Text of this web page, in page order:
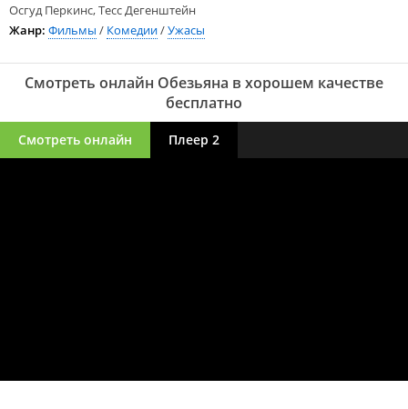
Осгуд Перкинс, Тесс Дегенштейн
Жанр: Фильмы / Комедии/Ужасы
Смотреть онлайн Обезьяна в хорошем качестве
бесплатно
Смотреть онлайн Плеер 2